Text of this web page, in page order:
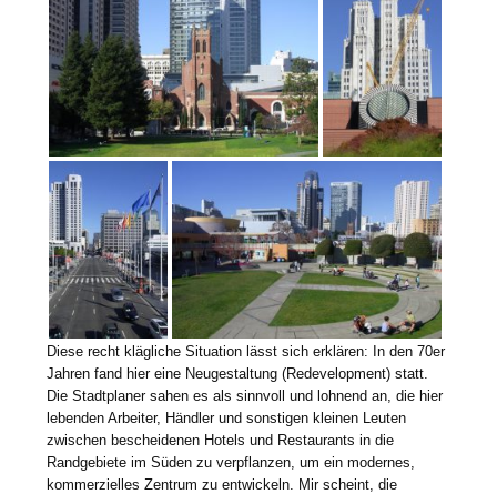
Diese recht klägliche Situation lässt sich erklären: In den 70er
Jahren fand hier eine Neugestaltung (Redevelopment) statt.
Die Stadtplaner sahen es als sinnvoll und lohnend an, die hier
lebenden Arbeiter, Händler und sonstigen kleinen Leuten
zwischen bescheidenen Hotels und Restaurants in die
Randgebiete im Süden zu verpflanzen, um ein modernes,
kommerzielles Zentrum zu entwickeln. Mir scheint, die